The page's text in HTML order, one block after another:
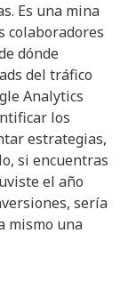
Es una mina
colaboradores
dónde
del tráfico
Analytics
los
estrategias,
si encuentras
el año
sería
mismo una